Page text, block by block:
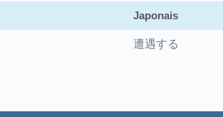
Japonais
遭遇する